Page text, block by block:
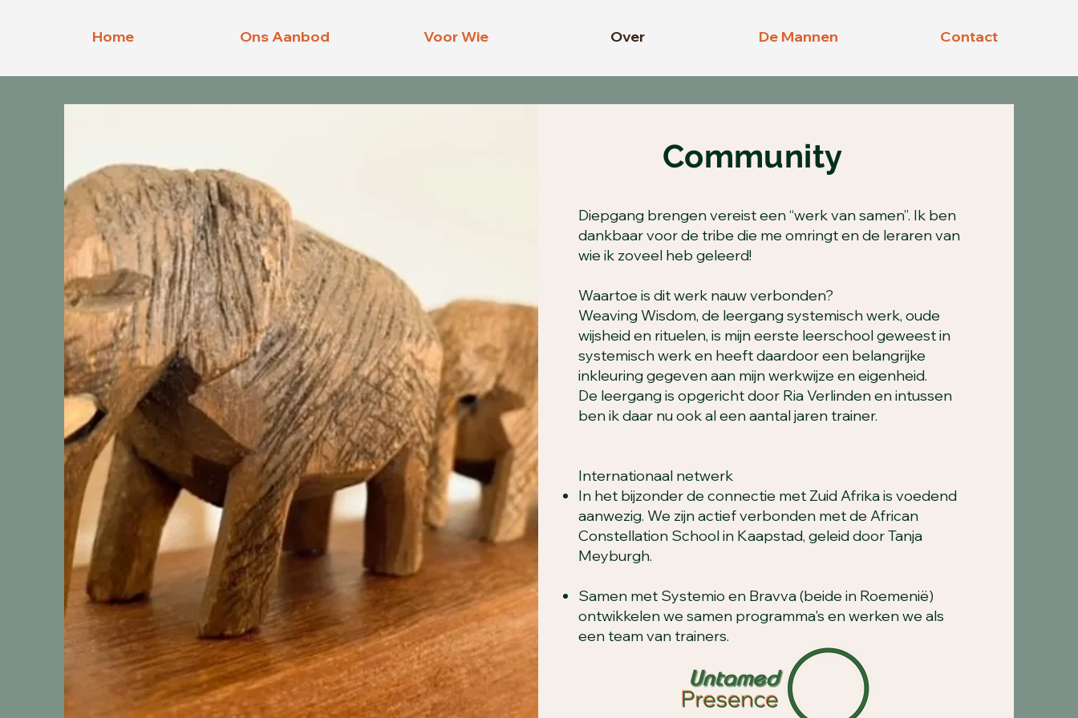
Home Ons Aanbod Voor Wie Over De Mannen Contact
Community
Diepgang brengen vereist een “werk van samen”. Ik ben
dankbaar voor de tribe die me omringt en de leraren van
wie ik zoveel heb geleerd!
Waartoe is dit werk nauw verbonden?
Weaving Wisdom, de leergang systemisch werk, oude
wijsheid en rituelen, is mijn eerste leerschool geweest in
systemisch werk en heeft daardoor een belangrijke
inkleuring gegeven aan mijn werkwijze en eigenheid.
De leergang is opgericht door Ria Verlinden en intussen
ben ik daar nu ook al een aantal jaren trainer.
Internationaal netwerk
In het bijzonder de connectie met Zuid Afrika is voedend
aanwezig. We zijn actief verbonden met de African
Constellation School in Kaapstad, geleid door Tanja
Meyburgh.
Samen met Systemio en Bravva (beide in Roemenië)
ontwikkelen we samen programma's en werken we als
een team van trainers.